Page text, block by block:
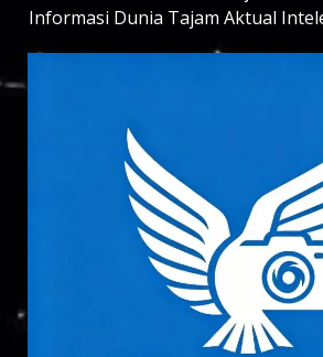
Informasi Dunia Tajam Aktual